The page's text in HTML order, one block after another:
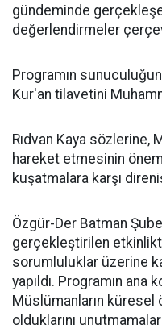
gündeminde
değerlendirmeler
Programın
Kur'an tilavetini
Rıdvan Kaya sözlerine,
hareket etmesinin
kuşatmalara karşı
Özgür-Der Batman
gerçekleştirilen
sorumluluklar üzerine
yapıldı. Programın ana
Müslümanların
olduklarını